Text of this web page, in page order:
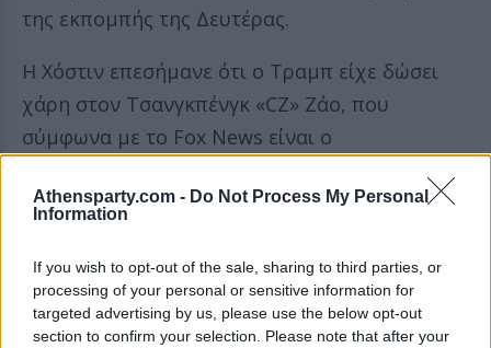
Athensparty.com - Do Not Process My Personal
Information
If you wish to opt-out of the sale, sharing to third parties, or
processing of your personal or sensitive information for
targeted advertising by us, please use the below opt-out
section to confirm your selection. Please note that after your
της εκπομπής της Δευτέρας.
Η Χόστιν επεσήμανε ότι ο Τραμπ είχε δώσει
χάρη στον Τσανγκπένγκ «CZ» Ζάο, που
σύμφωνα με το Fox News είναι ο
μεγαλύτερης πλατφόρμας ανταλλαγής
αναφέρθηκε στα λόγια του προέδρου στη
συνέντευξη, όπου εκείνος ισχυρίστηκε πως
δεν γνώριζε τίποτα ούτε για τη χάρη ούτε για